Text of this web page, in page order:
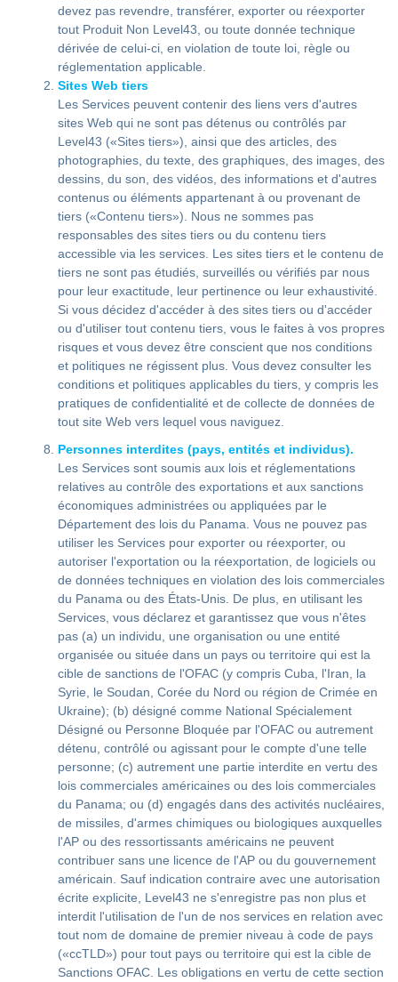
devez pas revendre, transférer, exporter ou réexporter
tout Produit Non Level43, ou toute donnée technique
dérivée de celui-ci, en violation de toute loi, règle ou
réglementation applicable.
Sites Web tiers
Les Services peuvent contenir des liens vers d'autres
sites Web qui ne sont pas détenus ou contrôlés par
Level43 («Sites tiers»), ainsi que des articles, des
photographies, du texte, des graphiques, des images, des
dessins, du son, des vidéos, des informations et d'autres
contenus ou éléments appartenant à ou provenant de
tiers («Contenu tiers»). Nous ne sommes pas
responsables des sites tiers ou du contenu tiers
accessible via les services. Les sites tiers et le contenu de
tiers ne sont pas étudiés, surveillés ou vérifiés par nous
pour leur exactitude, leur pertinence ou leur exhaustivité.
Si vous décidez d'accéder à des sites tiers ou d'accéder
ou d'utiliser tout contenu tiers, vous le faites à vos propres
risques et vous devez être conscient que nos conditions
et politiques ne régissent plus. Vous devez consulter les
conditions et politiques applicables du tiers, y compris les
pratiques de confidentialité et de collecte de données de
tout site Web vers lequel vous naviguez.
Personnes interdites (pays, entités et individus).
Les Services sont soumis aux lois et réglementations
relatives au contrôle des exportations et aux sanctions
économiques administrées ou appliquées par le
Département des lois du Panama. Vous ne pouvez pas
utiliser les Services pour exporter ou réexporter, ou
autoriser l'exportation ou la réexportation, de logiciels ou
de données techniques en violation des lois commerciales
du Panama ou des États-Unis. De plus, en utilisant les
Services, vous déclarez et garantissez que vous n'êtes
pas (a) un individu, une organisation ou une entité
organisée ou située dans un pays ou territoire qui est la
cible de sanctions de l'OFAC (y compris Cuba, l'Iran, la
Syrie, le Soudan, Corée du Nord ou région de Crimée en
Ukraine); (b) désigné comme National Spécialement
Désigné ou Personne Bloquée par l'OFAC ou autrement
détenu, contrôlé ou agissant pour le compte d'une telle
personne; (c) autrement une partie interdite en vertu des
lois commerciales américaines ou des lois commerciales
du Panama; ou (d) engagés dans des activités nucléaires,
de missiles, d'armes chimiques ou biologiques auxquelles
l'AP ou des ressortissants américains ne peuvent
contribuer sans une licence de l'AP ou du gouvernement
américain. Sauf indication contraire avec une autorisation
écrite explicite, Level43 ne s'enregistre pas non plus et
interdit l'utilisation de l'un de nos services en relation avec
tout nom de domaine de premier niveau à code de pays
(«ccTLD») pour tout pays ou territoire qui est la cible de
Sanctions OFAC. Les obligations en vertu de cette section